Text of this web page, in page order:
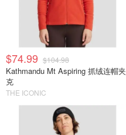
$74.99 $104.98
Kathmandu Mt Aspiring 抓绒连帽夹
克
THE ICONIC